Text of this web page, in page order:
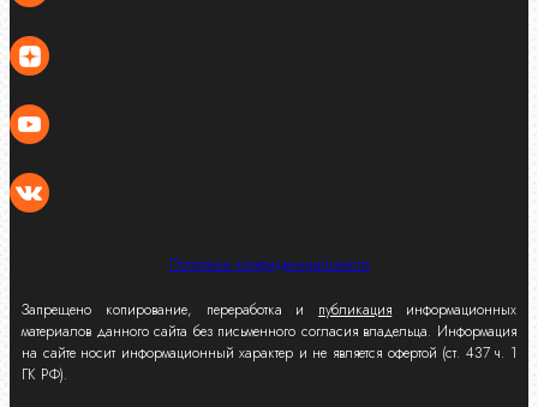
Политика конфиденциальности
Запрещено копирование, переработка и публикация информационных
материалов данного сайта без письменного согласия владельца. Информация
на сайте носит информационный характер и не является офертой (ст. 437 ч. 1
ГК РФ).